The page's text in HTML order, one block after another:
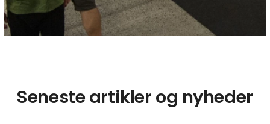
Seneste artikler og nyheder